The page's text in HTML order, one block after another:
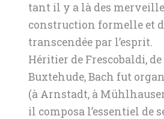
tant il y a là des
construction formelle et
transcendée par l’esprit.
Héritier de Frescobaldi, de
Buxtehude, Bach fut
(à Arnstadt, à
il composa l’essentiel de